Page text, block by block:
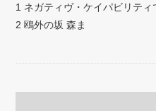
1 ネガティヴ・ケイパビリテ
2 鴎外の坂 森ま